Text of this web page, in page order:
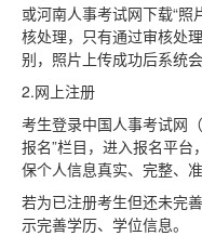
或河南人事考试网下载“照
核处理，只有通过审核处
别，照片上传成功后系统
2.网上注册
考生登录中国人事考试网（
报名”栏目，进入报名平
保个人信息真实、完整、
若为已注册考生但还未完
示完善学历、学位信息。